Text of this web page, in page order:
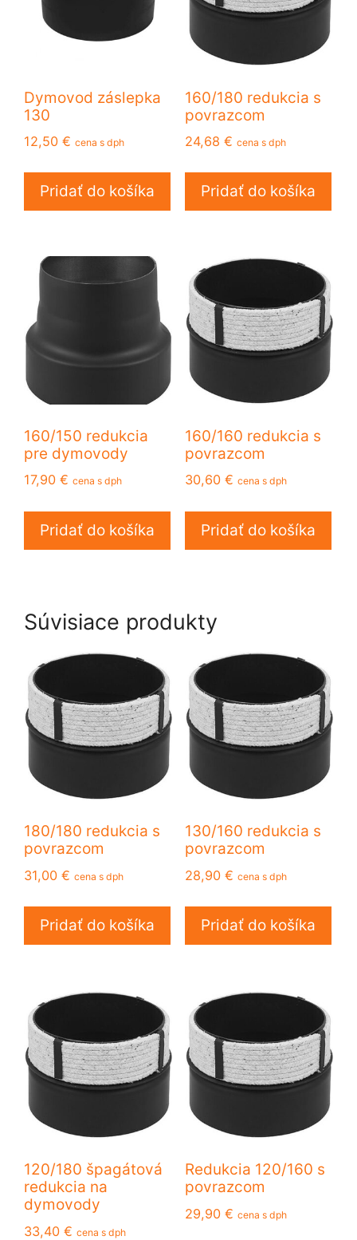
Dymovod záslepka
130
12,50 € cena s dph
Pridať do košíka
160/180 redukcia s
povrazcom
24,68 € cena s dph
Pridať do košíka
160/150 redukcia
pre dymovody
17,90 € cena s dph
Pridať do košíka
160/160 redukcia s
povrazcom
30,60 € cena s dph
Pridať do košíka
Súvisiace produkty
180/180 redukcia s
povrazcom
31,00 € cena s dph
Pridať do košíka
130/160 redukcia s
povrazcom
28,90 € cena s dph
Pridať do košíka
120/180 špagátová
redukcia na
dymovody
33,40 € cena s dph
Redukcia 120/160 s
povrazcom
29,90 € cena s dph